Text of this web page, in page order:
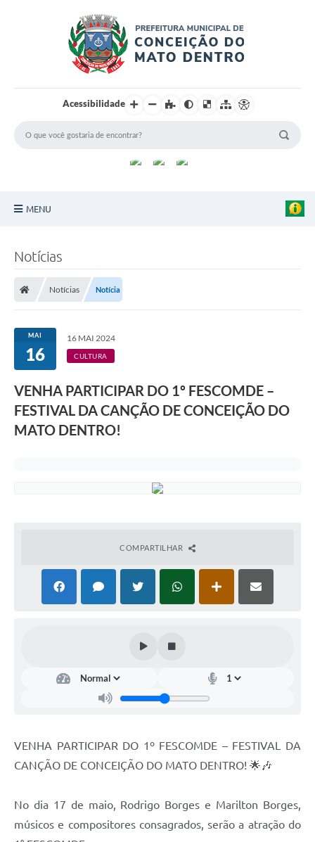
Acessibilidade
MENU
Turismo
Editais
Ouvidoria
Procuradoria Jurídica - Consultoria Administrativa
SIM - Serviço de Inspeção Muncipal
Regularização Fundiária
Notificações Ambientais
Conselho Municipal de Conservação e Defesa do
Meio Ambiente-CODEMA
Contratos
Audiências Públicas
Notícias
Notícias Notícia
MAI
16
16 MAI 2024
CULTURA
VENHA PARTICIPAR DO 1º FESCOMDE –
FESTIVAL DA CANÇÃO DE CONCEIÇÃO DO
MATO DENTRO!
COMPARTILHAR
VENHA PARTICIPAR DO 1º FESCOMDE – FESTIVAL DA
CANÇÃO DE CONCEIÇÃO DO MATO DENTRO! 🌟🎶
No dia 17 de maio, Rodrigo Borges e Marilton Borges,
músicos e compositores consagrados, serão a atração do